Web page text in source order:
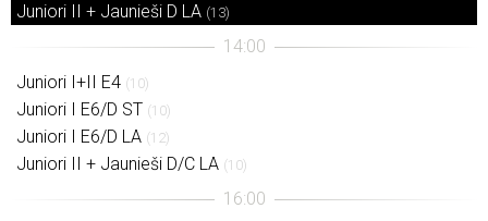
Juniori II + Jaunieši D LA (13)
Juniori I+II E4 (10)
Juniori I E6/D ST (10)
Juniori I E6/D LA (12)
Juniori II + Jaunieši D/C LA (10)